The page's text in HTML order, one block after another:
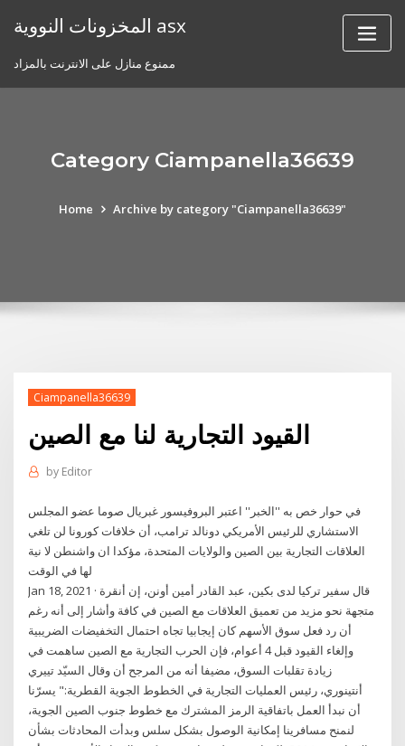
المخزونات النووية asx
ممنوع منازل على الانترنت بالمزاد
Category Ciampanella36639
Home Archive by category "Ciampanella36639"
Ciampanella36639
القيود التجارية لنا مع الصين
by Editor
في حوار خص به ''الخبر'' اعتبر البروفيسور غبريال صوما عضو المجلس
الاستشاري للرئيس الأمريكي دونالد ترامب، أن خلافات كورونا لن تلغي
العلاقات التجارية بين الصين والولايات المتحدة، مؤكدا ان واشنطن لا نية
لها في الوقت
Jan 18, 2021 · قال سفير تركيا لدى بكين، عبد القادر أمين أونن، إن أنقرة
متجهة نحو مزيد من تعميق العلاقات مع الصين في كافة وأشار إلى أنه رغم
أن رد فعل سوق الأسهم كان إيجابيا تجاه احتمال التخفيضات الضريبية
وإلغاء القيود قبل 4 أعوام، فإن الحرب التجارية مع الصين ساهمت في
زيادة تقلبات السوق، مضيفا أنه من المرجح أن وقال السيّد تييري
أنتينوري، رئيس العمليات التجارية في الخطوط الجوية القطرية:" يسرّنا
أن نبدأ العمل باتفاقية الرمز المشترك مع خطوط جنوب الصين الجوية،
لنمنح مسافرينا إمكانية الوصول بشكل سلس وبدأت المحادثات بشأن